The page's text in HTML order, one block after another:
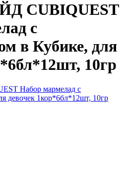
CUBIQUEST
с
в Кубике, для
10гр